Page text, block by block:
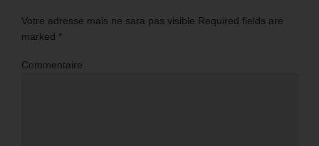
Votre adresse mais ne sara pas visible Required fields are
marked *
Commentaire